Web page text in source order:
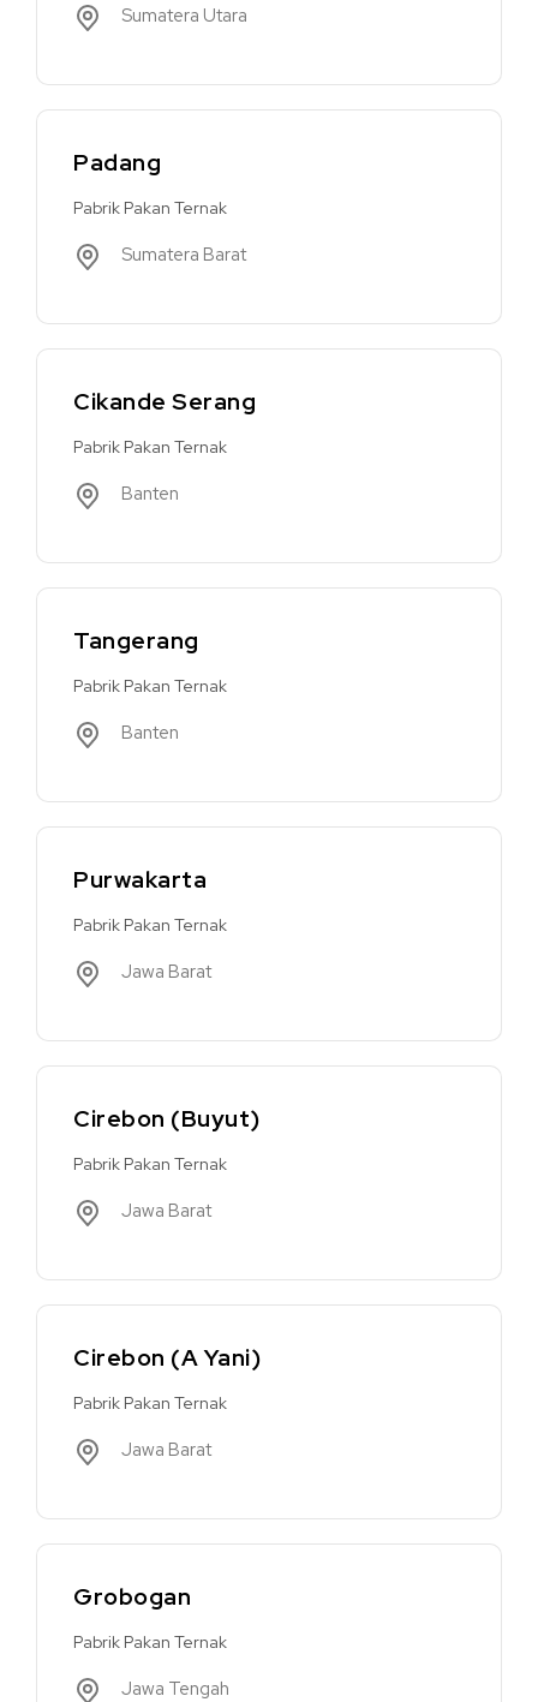
Sumatera Utara
Padang
Pabrik Pakan Ternak
Sumatera Barat
Cikande Serang
Pabrik Pakan Ternak
Banten
Tangerang
Pabrik Pakan Ternak
Banten
Purwakarta
Pabrik Pakan Ternak
Jawa Barat
Cirebon (Buyut)
Pabrik Pakan Ternak
Jawa Barat
Cirebon (A Yani)
Pabrik Pakan Ternak
Jawa Barat
Grobogan
Pabrik Pakan Ternak
Jawa Tengah